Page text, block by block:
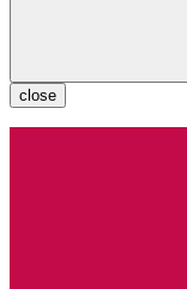
close